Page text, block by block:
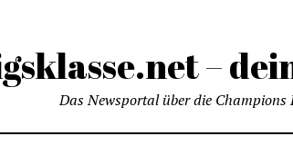
–
Das Newsportal über die Champions